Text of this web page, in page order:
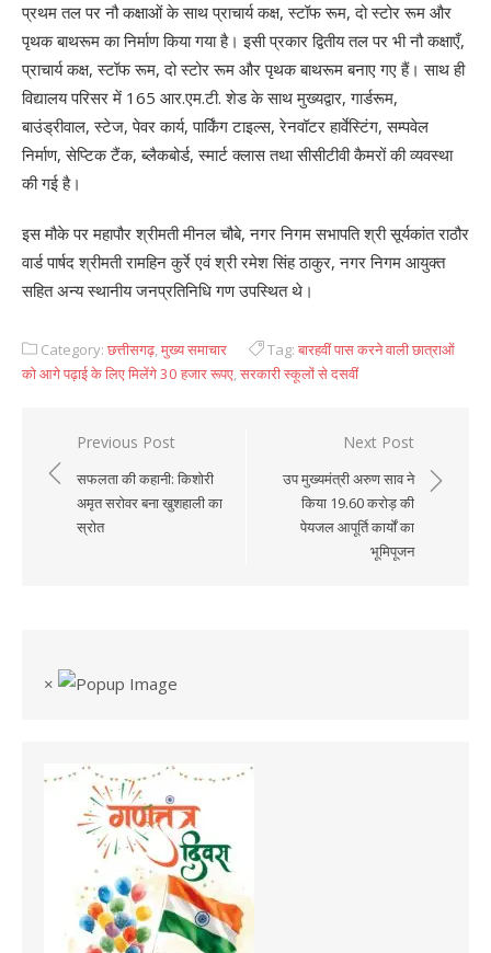
प्रथम तल पर नौ कक्षाओं के साथ प्राचार्य कक्ष, स्टॉफ रूम, दो स्टोर रूम और
पृथक बाथरूम का निर्माण किया गया है। इसी प्रकार द्वितीय तल पर भी नौ कक्षाएँ,
प्राचार्य कक्ष, स्टॉफ रूम, दो स्टोर रूम और पृथक बाथरूम बनाए गए हैं। साथ ही
विद्यालय परिसर में 165 आर.एम.टी. शेड के साथ मुख्यद्वार, गार्डरूम,
बाउंड्रीवाल, स्टेज, पेवर कार्य, पार्किंग टाइल्स, रेनवॉटर हार्वेस्टिंग, सम्पवेल
निर्माण, सेप्टिक टैंक, ब्लैकबोर्ड, स्मार्ट क्लास तथा सीसीटीवी कैमरों की व्यवस्था
की गई है।
इस मौके पर महापौर श्रीमती मीनल चौबे, नगर निगम सभापति श्री सूर्यकांत राठौर
वार्ड पार्षद श्रीमती रामहिन कुर्रे एवं श्री रमेश सिंह ठाकुर, नगर निगम आयुक्त
सहित अन्य स्थानीय जनप्रतिनिधि गण उपस्थित थे।
Category: छत्तीसगढ़,मुख्य समाचार Tag: बारहवीं पास करने वाली छात्राओं
को आगे पढ़ाई के लिए मिलेंगे 30 हजार रूपए,सरकारी स्कूलों से दसवीं
Post
navigation
Previous Post
सफलता की कहानी: किशोरी
अमृत सरोवर बना खुशहाली का
स्रोत
Next Post
उप मुख्यमंत्री अरुण साव ने
किया 19.60 करोड़ की
पेयजल आपूर्ति कार्यों का
भूमिपूजन
×